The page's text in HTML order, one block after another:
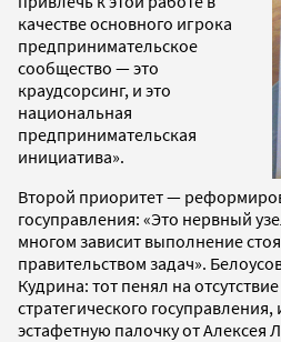
качестве основного игрока
предпринимательское
сообщество — это
краудсорсинг, и это
национальная
предпринимательская
инициатива».
Второй приоритет —
госуправления: «Это нервный
многом зависит выполнение
правительством задач».
Кудрина: тот пенял на
стратегического
эстафетную палочку от Алексея